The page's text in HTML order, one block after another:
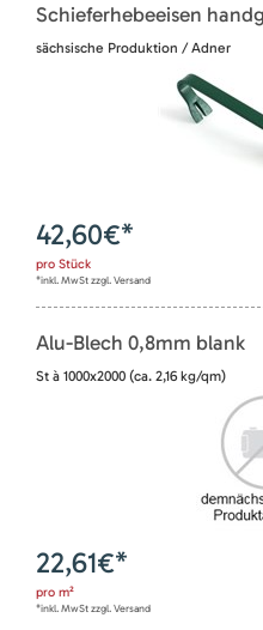
Schieferhebeeisen
sächsische Produktion / Adner
42,60€*
pro Stück
*inkl. MwSt zzgl. Versand
Alu-Blech 0,8mm blank
St à 1000x2000 (ca. 2,16 kg/qm)
22,61€*
pro m²
*inkl. MwSt zzgl. Versand